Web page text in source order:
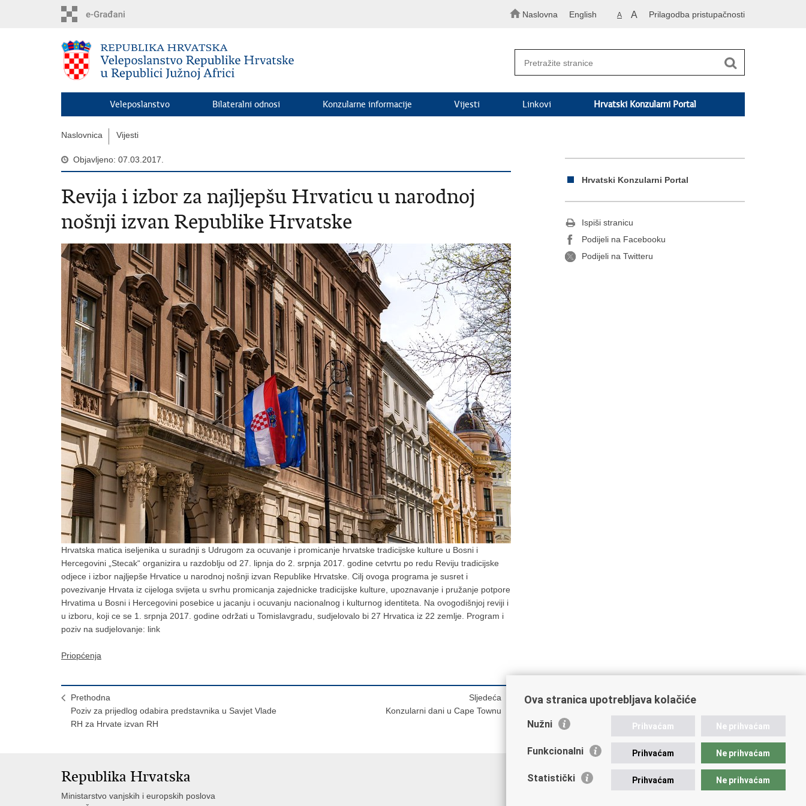
Naslovna English A A Prilagodba pristupačnosti
Veleposlanstvo Bilateralni odnosi Konzularne informacije Vijesti Linkovi Hrvatski Konzularni Portal
Naslovnica Vijesti
Objavljeno: 07.03.2017.
Revija i izbor za najljepšu Hrvaticu u narodnoj
nošnji izvan Republike Hrvatske
Hrvatska matica iseljenika u suradnji s Udrugom za ocuvanje i promicanje hrvatske tradicijske kulture u Bosni i
Hercegovini „Stecak“ organizira u razdoblju od 27. lipnja do 2. srpnja 2017. godine cetvrtu po redu Reviju tradicijske
odjece i izbor najljepše Hrvatice u narodnoj nošnji izvan Republike Hrvatske. Cilj ovoga programa je susret i
povezivanje Hrvata iz cijeloga svijeta u svrhu promicanja zajednicke tradicijske kulture, upoznavanje i pružanje potpore
Hrvatima u Bosni i Hercegovini posebice u jacanju i ocuvanju nacionalnog i kulturnog identiteta. Na ovogodišnjoj reviji i
u izboru, koji ce se 1. srpnja 2017. godine održati u Tomislavgradu, sudjelovalo bi 27 Hrvatica iz 22 zemlje. Program i
poziv na sudjelovanje: link
Priopćenja
Prethodna
Poziv za prijedlog odabira predstavnika u Savjet Vlade
RH za Hrvate izvan RH
Sljedeća
Konzularni dani u Cape Townu
Hrvatski Konzularni Portal
Ispiši stranicu
Podijeli na Facebooku
Podijeli na Twitteru
Republika Hrvatska
Ministarstvo vanjskih i europskih poslova
Ova stranica upotrebljava kolačiće
Nužni Prihvaćam Ne prihvaćam
Funkcionalni Prihvaćam Ne prihvaćam
Statistički Prihvaćam Ne prihvaćam